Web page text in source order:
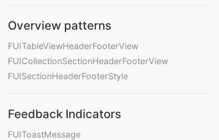
Overview patterns
FUITableViewHeaderFooterView
FUICollectionSectionHeaderFooterView
FUISectionHeaderFooterStyle
Feedback Indicators
FUIToastMessage